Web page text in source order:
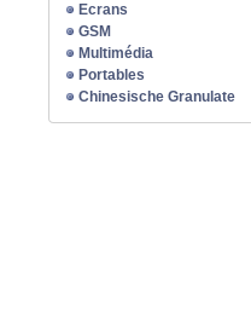
Ecrans
GSM
Multimédia
Portables
Chinesische Granulate